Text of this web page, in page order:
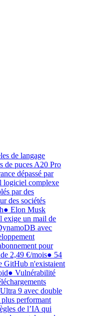
de langage
puces A20 Pro
dépassé par
logiciel complexe
par des
des sociétés
●Elon Musk
exige un mail de
avec
pour
2,49 €/mois●54
GitHub n'existaient
●Vulnérabilité
9 avec double
performant
de l’IA qui